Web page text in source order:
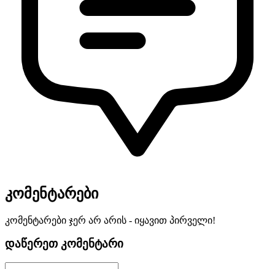
კომენტარები
კომენტარები ჯერ არ არის - იყავით პირველი!
დაწერეთ კომენტარი